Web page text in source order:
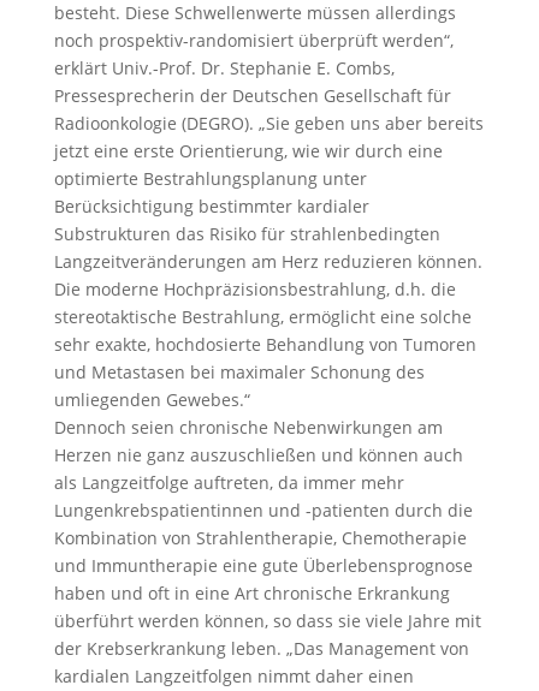
besteht. Diese Schwellenwerte müssen allerdings
noch prospektiv-randomisiert überprüft werden“,
erklärt Univ.-Prof. Dr. Stephanie E. Combs,
Pressesprecherin der Deutschen Gesellschaft für
Radioonkologie (DEGRO). „Sie geben uns aber bereits
jetzt eine erste Orientierung, wie wir durch eine
optimierte Bestrahlungsplanung unter
Berücksichtigung bestimmter kardialer
Substrukturen das Risiko für strahlenbedingten
Langzeitveränderungen am Herz reduzieren können.
Die moderne Hochpräzisionsbestrahlung, d.h. die
stereotaktische Bestrahlung, ermöglicht eine solche
sehr exakte, hochdosierte Behandlung von Tumoren
und Metastasen bei maximaler Schonung des
umliegenden Gewebes.“
Dennoch seien chronische Nebenwirkungen am
Herzen nie ganz auszuschließen und können auch
als Langzeitfolge auftreten, da immer mehr
Lungenkrebspatientinnen und -patienten durch die
Kombination von Strahlentherapie, Chemotherapie
und Immuntherapie eine gute Überlebensprognose
haben und oft in eine Art chronische Erkrankung
überführt werden können, so dass sie viele Jahre mit
der Krebserkrankung leben. „Das Management von
kardialen Langzeitfolgen nimmt daher einen